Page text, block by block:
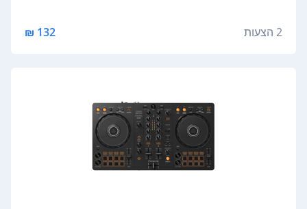
2 הצעות 132 ₪